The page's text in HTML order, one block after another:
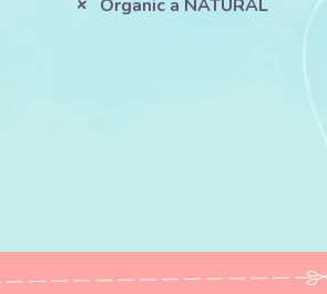
Organic a NATURAL